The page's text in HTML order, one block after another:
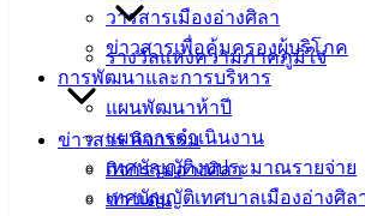
วารสารเมืองอ่างศิลา
ข่าวสารเพื่อคุ้มครองผู้บริโภค
การพัฒนาและการบริหาร
แผนพัฒนาห้าปี
แผนการดำเนินงาน
เทศบัญญัติงบประมาณรายจ่าย
เทศบัญญัติเทศบาลเมืองอ่างศิล
รางวัลแห่งความภาคภูมิใจ
ข่าวสาร กิจกรรม
กิจกรรมอ่างศิลา
ข่าวเด่น
ประกวดราคาอิเล็คทรอนิกส์ (e-bidding)
21 ก.ค. 2563 เรื่อง ประกวดราคาจ้างเหมา
จำนวน 2 โครงการ ด้วยวิธีประกวดราคาอิเ
15 ก.ค. 2563 ประกวดราคาจ้างก่อสร้างถน
พร้อมท่อระบายน้ำ บริเวณแยกซอย4 ถนน
ทอง) หมู่1 ตำบลอ่างศิลา ด้วยวิธีประกวดรา